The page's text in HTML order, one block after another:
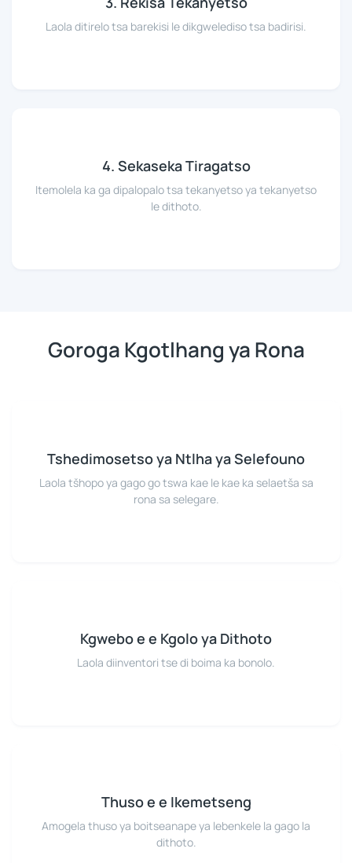
Laola ditirelo tsa barekisi le dikgwelediso tsa badirisi.
4. Sekaseka Tiragatso
Itemolela ka ga dipalopalo tsa tekanyetso ya tekanyetso
le dithoto.
Goroga Kgotlhang ya Rona
Tshedimosetso ya Ntlha ya Selefouno
Laola tšhopo ya gago go tswa kae le kae ka selaetša sa
rona sa selegare.
Kgwebo e e Kgolo ya Dithoto
Laola diinventori tse di boima ka bonolo.
Thuso e e Ikemetseng
Amogela thuso ya boitseanape ya lebenkele la gago la
dithoto.